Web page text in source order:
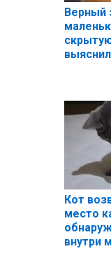
Верный
Кот
место
внутри